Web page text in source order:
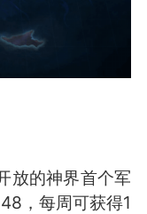
的神界首个军
，每周可获得1